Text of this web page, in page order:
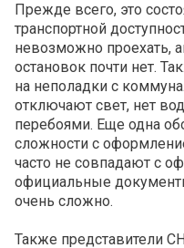
Прежде всего, это
транспортной
невозможно проехать,
остановок почти нет.
на неполадки с
отключают свет, нет
перебоями. Еще одна
сложности с
часто не совпадают с
официальные
очень сложно.
Также представители